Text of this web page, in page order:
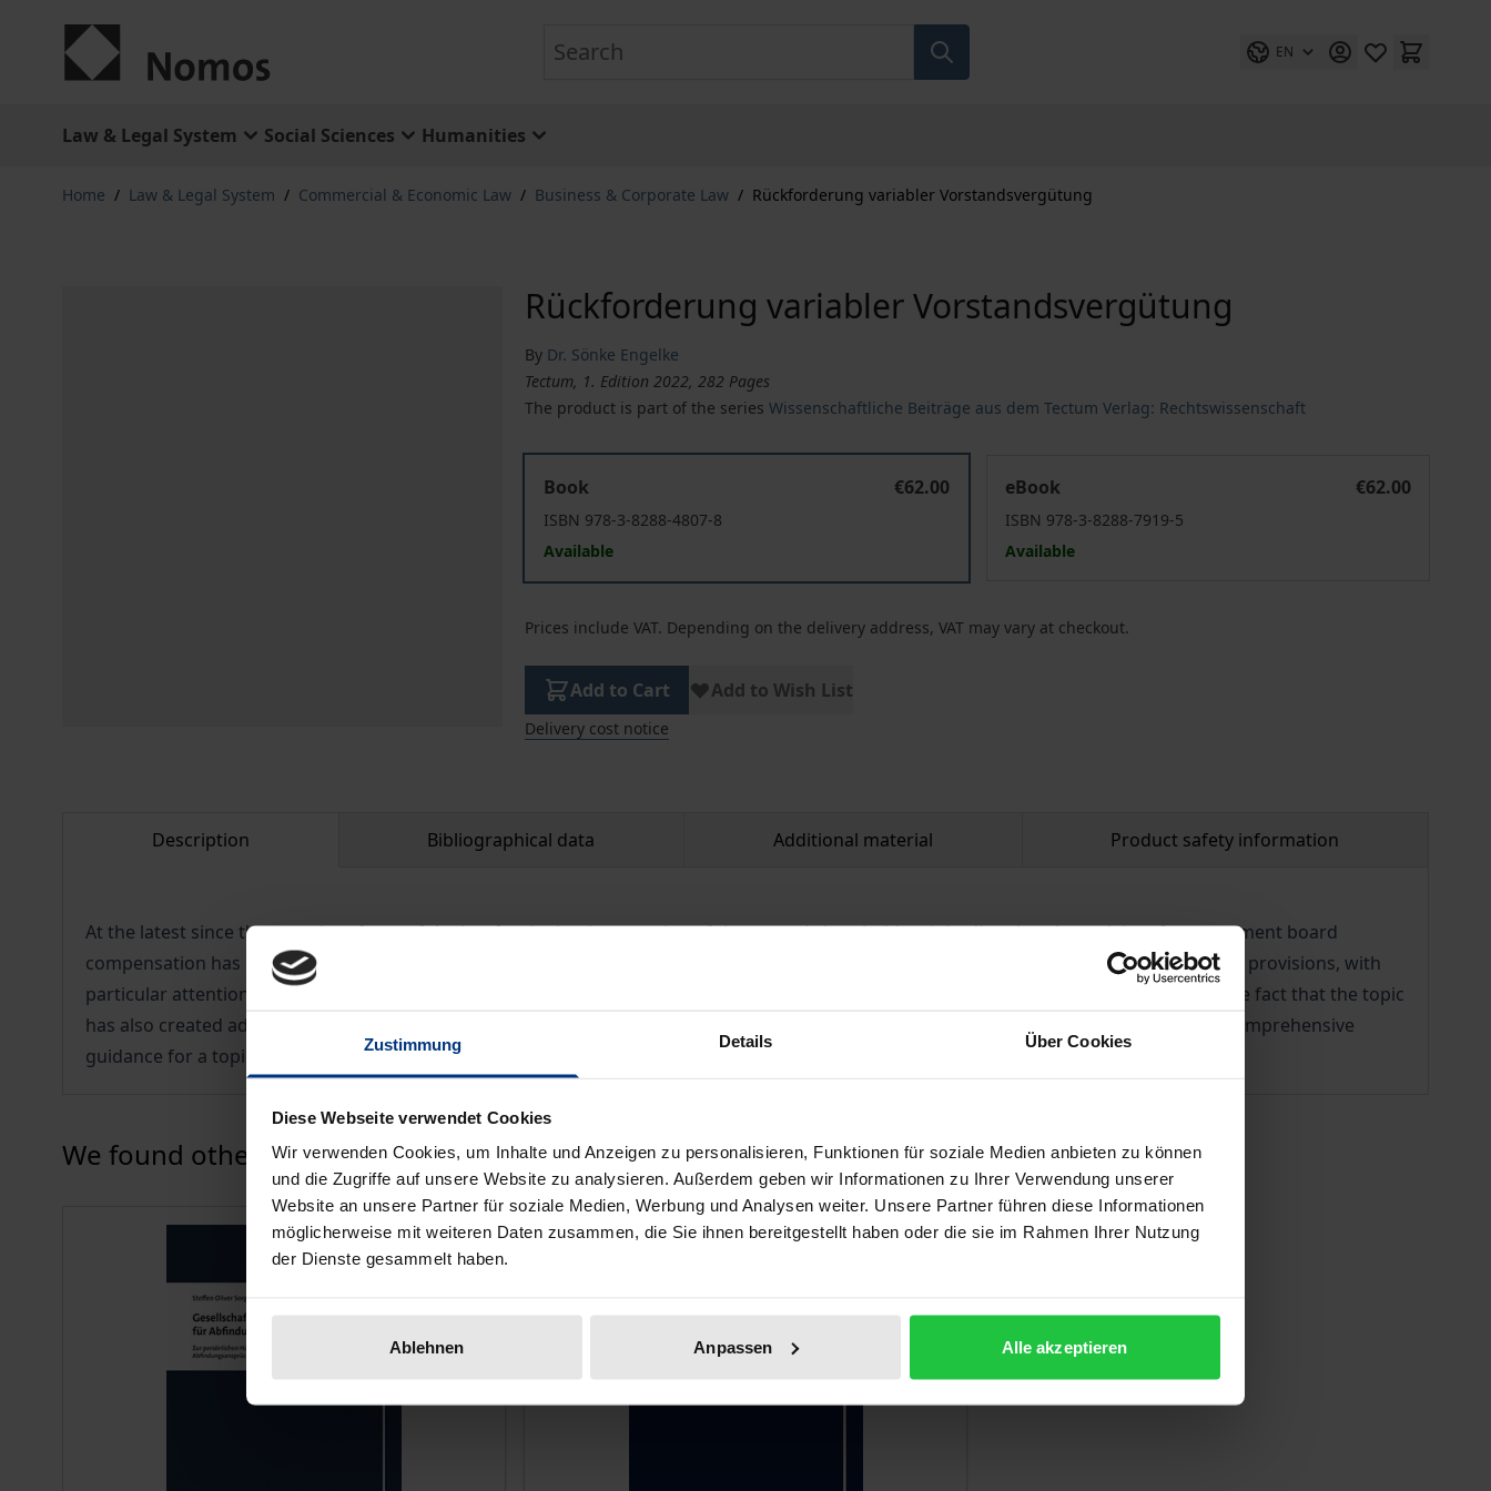
Zustimmung Details Über Cookies
Diese Webseite verwendet Cookies
Wir verwenden Cookies, um Inhalte und Anzeigen zu personalisieren, Funktionen für soziale Medien anbieten zu können
und die Zugriffe auf unsere Website zu analysieren. Außerdem geben wir Informationen zu Ihrer Verwendung unserer
Website an unsere Partner für soziale Medien, Werbung und Analysen weiter. Unsere Partner führen diese Informationen
möglicherweise mit weiteren Daten zusammen, die Sie ihnen bereitgestellt haben oder die sie im Rahmen Ihrer Nutzung
der Dienste gesammelt haben.
Ablehnen Anpassen Alle akzeptieren
EN
Law & Legal System Social Sciences Humanities
Home / Law & Legal System / Commercial & Economic Law / Business & Corporate Law / Rückforderung variabler Vorstandsvergütung
Rückforderung variabler Vorstandsvergütung
By Dr. Sönke Engelke
Tectum, 1. Edition 2022, 282 Pages
The product is part of the seriesWissenschaftliche Beiträge aus dem Tectum Verlag: Rechtswissenschaft
Book
€62.00
ISBN 978-3-8288-4807-8
Available
eBook
€62.00
ISBN 978-3-8288-7919-5
Available
Prices include VAT. Depending on the delivery address, VAT may vary at checkout.
Add to Cart Add to Wish List
Delivery cost notice
Description Bibliographical data Additional material Product safety information
At the latest since the entry into force of the law for the implementation of the second shareholder right directive, the reclaim of management board
compensation has become highly relevant for German stock corporations. The volume focuses on the legal limits of contractual clawback provisions, with
particular attention to the requirements of the law on general terms and conditions. It also examines statutory clawback mechanisms. The fact that the topic
has also created additional liability risks for the supervisory board is identified in a further chapter. Thus, the practice is provided with a comprehensive
guidance for a topic that has been little discussed so far.
Press to skip carousel
We found other products you might like!